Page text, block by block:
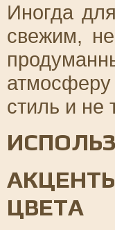
Иногда
свежим,
стиль и не
ЦВЕТА